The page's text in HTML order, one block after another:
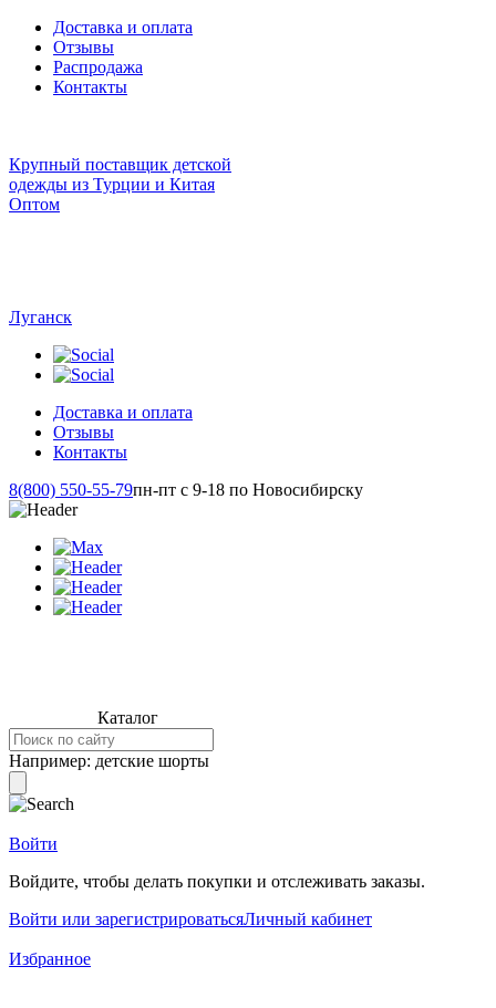
Доставка и оплата
Отзывы
Распродажа
Контакты
Крупный поставщик детской
одежды из Турции и Китая
Оптом
Луганск
Доставка и оплата
Отзывы
Контакты
8(800) 550-55-79пн-пт с 9-18 по Новосибирску
Каталог
Например: детские шорты
Войти
Войдите, чтобы делать покупки и отслеживать заказы.
Войти или зарегистрироватьсяЛичный кабинет
Избранное